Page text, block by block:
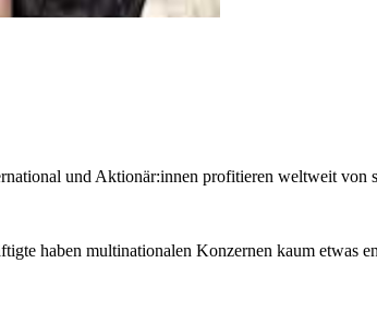
und Aktionär:innen profitieren weltweit von
haben multinationalen Konzernen kaum etwas